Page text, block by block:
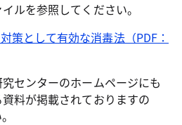
ルを参照してください。
策として有効な消毒法（PDF：
センターのホームページにも
料が掲載されておりますの